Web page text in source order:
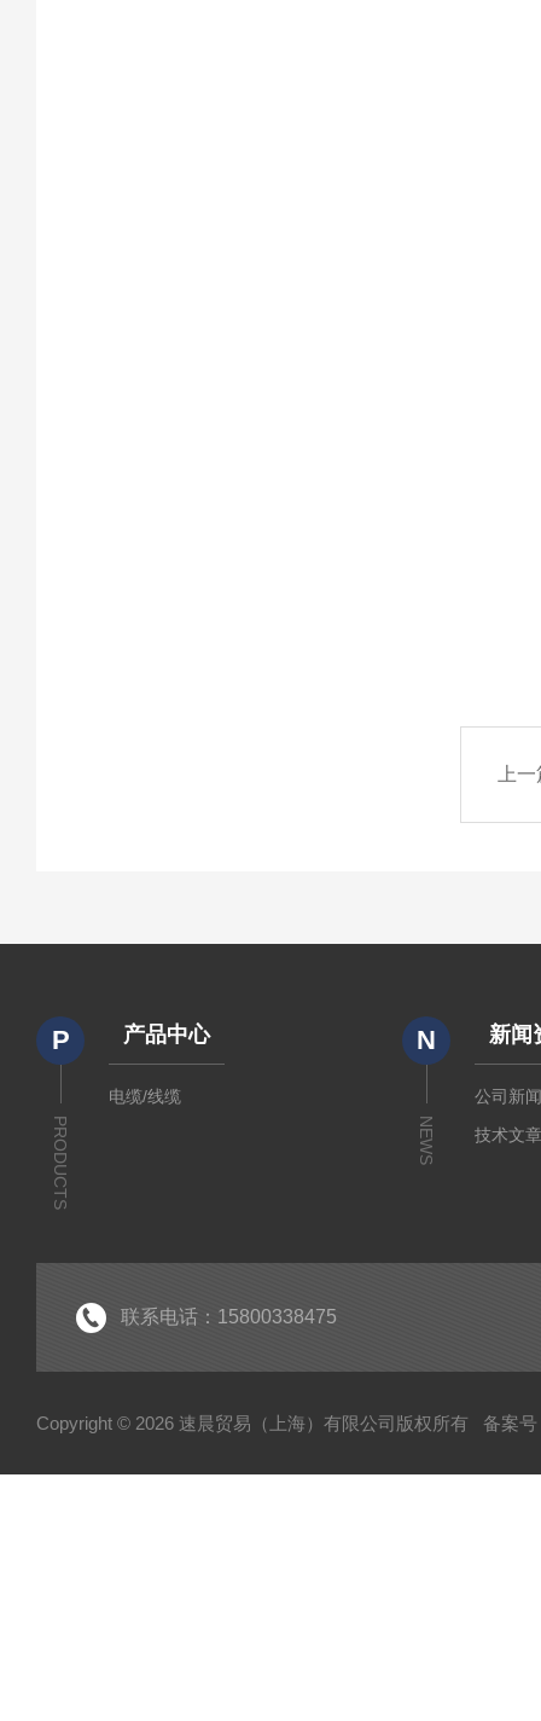
上
P
PRODUCTS
产品中心
电缆/线缆
N
NEWS
新闻
公司新
技术文
联系电话：15800338475
Copyright © 2026 速晨贸易（上海）有限公司版权所有 备案号